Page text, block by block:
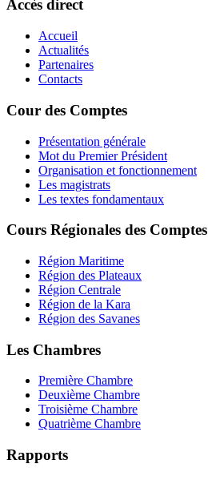
Accès direct
Accueil
Actualités
Partenaires
Contacts
Cour des Comptes
Présentation générale
Mot du Premier Président
Organisation et fonctionnement
Les magistrats
Les textes fondamentaux
Cours Régionales des Comptes
Région Maritime
Région des Plateaux
Région Centrale
Région de la Kara
Région des Savanes
Les Chambres
Première Chambre
Deuxième Chambre
Troisième Chambre
Quatrième Chambre
Rapports